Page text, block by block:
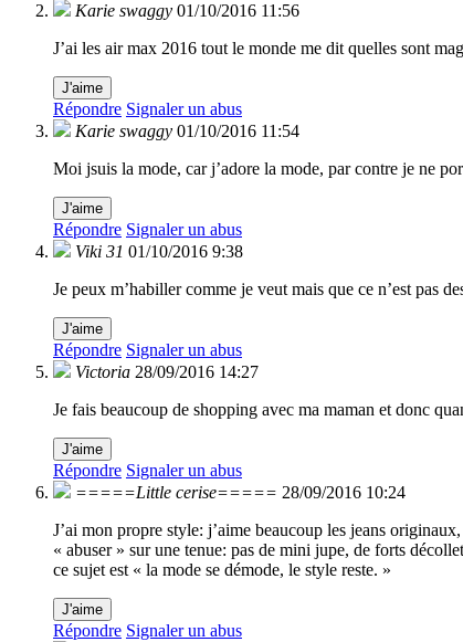
Karie swaggy 01/10/2016 11:56
J’ai les air max 2016 tout le monde me dit quelles sont
J'aime
Répondre Signaler un abus
Karie swaggy 01/10/2016 11:54
Moi jsuis la mode, car j’adore la mode, par contre je ne
J'aime
Répondre Signaler un abus
Viki 31 01/10/2016 9:38
Je peux m’habiller comme je veut mais que ce n’est pas
J'aime
Répondre Signaler un abus
Victoria 28/09/2016 14:27
Je fais beaucoup de shopping avec ma maman et donc
J'aime
Répondre Signaler un abus
=====Little cerise===== 28/09/2016 10:24
J’ai mon propre style: j’aime beaucoup les jeans
« abuser » sur une tenue: pas de mini jupe, de forts
ce sujet est « la mode se démode, le style reste. »
J'aime
Répondre Signaler un abus